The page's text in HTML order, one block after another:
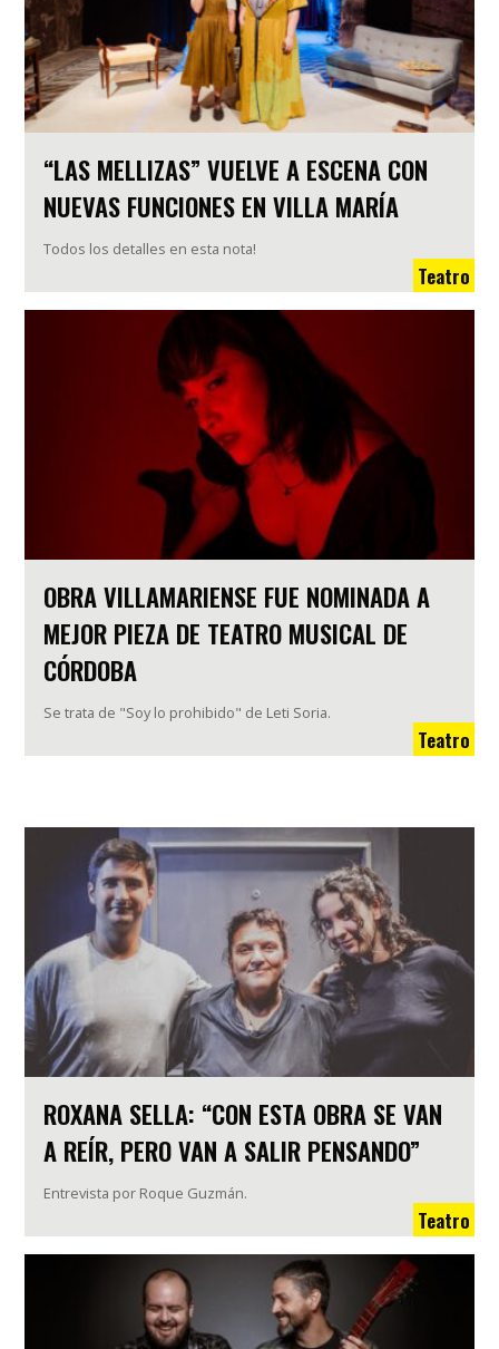
“LAS MELLIZAS” VUELVE A ESCENA CON
NUEVAS FUNCIONES EN VILLA MARÍA
Todos los detalles en esta nota!
Teatro
OBRA VILLAMARIENSE FUE NOMINADA A
MEJOR PIEZA DE TEATRO MUSICAL DE
CÓRDOBA
Se trata de "Soy lo prohibido" de Leti Soria.
Teatro
ROXANA SELLA: “CON ESTA OBRA SE VAN
A REÍR, PERO VAN A SALIR PENSANDO”
Entrevista por Roque Guzmán.
Teatro